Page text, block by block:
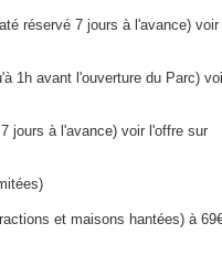
réservé 7 jours à l'avance)
1h avant l'ouverture du Parc)
jours à l'avance) voir l'offre sur
et maisons hantées) à